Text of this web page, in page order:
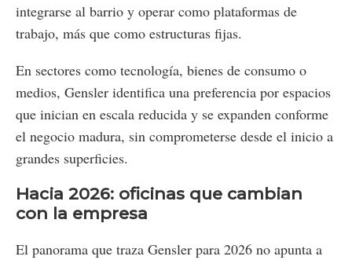
integrarse al barrio y operar como plataformas de
trabajo, más que como estructuras fijas.
En sectores como tecnología, bienes de consumo o
medios, Gensler identifica una preferencia por espacios
que inician en escala reducida y se expanden conforme
el negocio madura, sin comprometerse desde el inicio a
grandes superficies.
Hacia 2026: oficinas que cambian
con la empresa
El panorama que traza Gensler para 2026 no apunta a